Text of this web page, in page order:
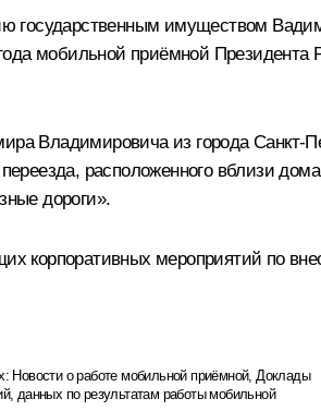
государственным имуществом
мобильной приёмной
Владимировича из города Санкт-
расположенного вблизи
дороги».
корпоративных мероприятий по
Новости о работе мобильной приёмной,Доклады
данных по результатам работы мобильной